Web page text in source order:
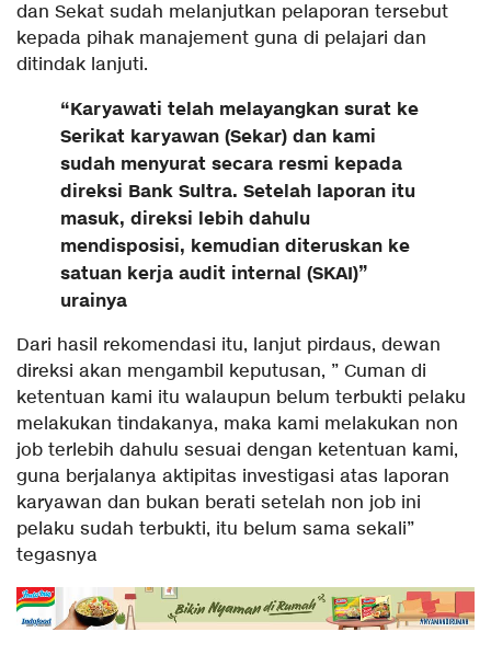
dan Sekat sudah melanjutkan pelaporan tersebut
kepada pihak manajement guna di pelajari dan
ditindak lanjuti.
“Karyawati telah melayangkan surat ke
Serikat karyawan (Sekar) dan kami
sudah menyurat secara resmi kepada
direksi Bank Sultra. Setelah laporan itu
masuk, direksi lebih dahulu
mendisposisi, kemudian diteruskan ke
satuan kerja audit internal (SKAI)”
urainya
Dari hasil rekomendasi itu, lanjut pirdaus, dewan
direksi akan mengambil keputusan, ” Cuman di
ketentuan kami itu walaupun belum terbukti pelaku
melakukan tindakanya, maka kami melakukan non
job terlebih dahulu sesuai dengan ketentuan kami,
guna berjalanya aktipitas investigasi atas laporan
karyawan dan bukan berati setelah non job ini
pelaku sudah terbukti, itu belum sama sekali”
tegasnya